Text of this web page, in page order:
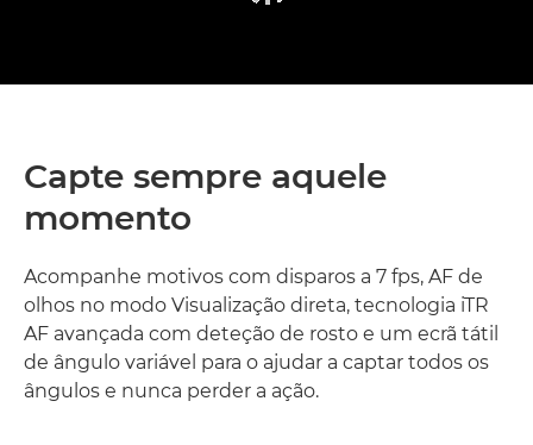
Capte sempre aquele
momento
Acompanhe motivos com disparos a 7 fps, AF de
olhos no modo Visualização direta, tecnologia iTR
AF avançada com deteção de rosto e um ecrã tátil
de ângulo variável para o ajudar a captar todos os
ângulos e nunca perder a ação.